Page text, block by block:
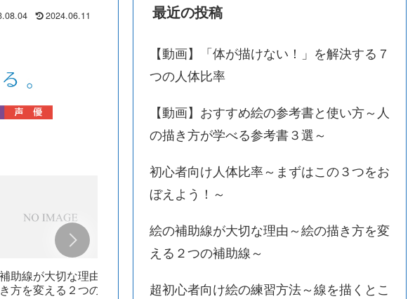
2024.06.11
助線が大切な理由～絵
方を変える２つの補助
線を描くところから始めてみ
最近の投稿
【動画】「体が描けない！」を解決する７
つの人体比率
【動画】おすすめ絵の参考書と使い方～人
の描き方が学べる参考書３選～
初心者向け人体比率～まずはこの３つをお
ぼえよう！～
絵の補助線が大切な理由～絵の描き方を変
える２つの補助線～
超初心者向け絵の練習方法～線を描くとこ